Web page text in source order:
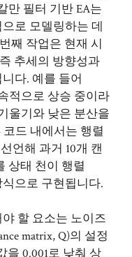
만 필터 기반 EA는
로 모델링하는 데
째 작업은 현재 시
추세의 방향성과
다. 예를 들어
적으로 상승 중이라
울기와 낮은 분산을
드 내에서는 행렬
언해 과거 10개 캔
상태 천이 행렬
으로 구현됩니다.
할 요소는 노이즈
matrix, Q)의 설정
을 0.001로 낮춰 상